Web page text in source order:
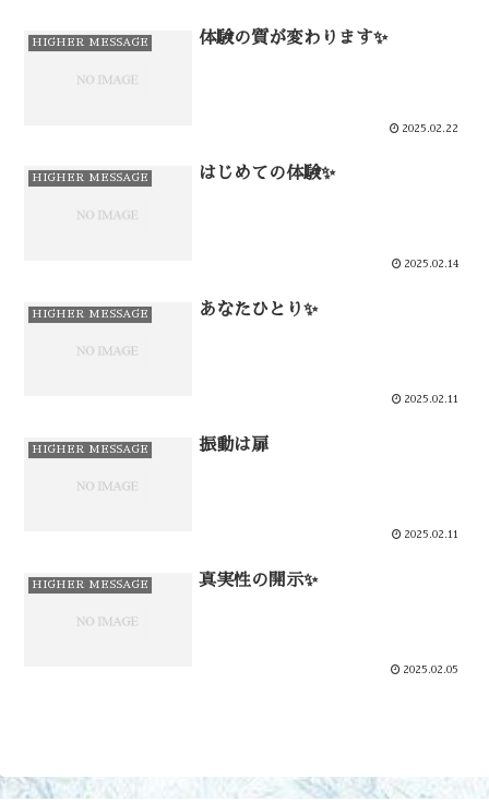
HIGHER MESSAGE 体験の質が変わります✨
2025.02.22
HIGHER MESSAGE はじめての体験✨
2025.02.14
HIGHER MESSAGE あなたひとり✨
2025.02.11
HIGHER MESSAGE 振動は扉
2025.02.11
HIGHER MESSAGE 真実性の開示✨
2025.02.05